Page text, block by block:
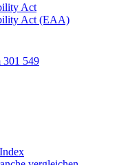
Act
Act (EAA)
301 549